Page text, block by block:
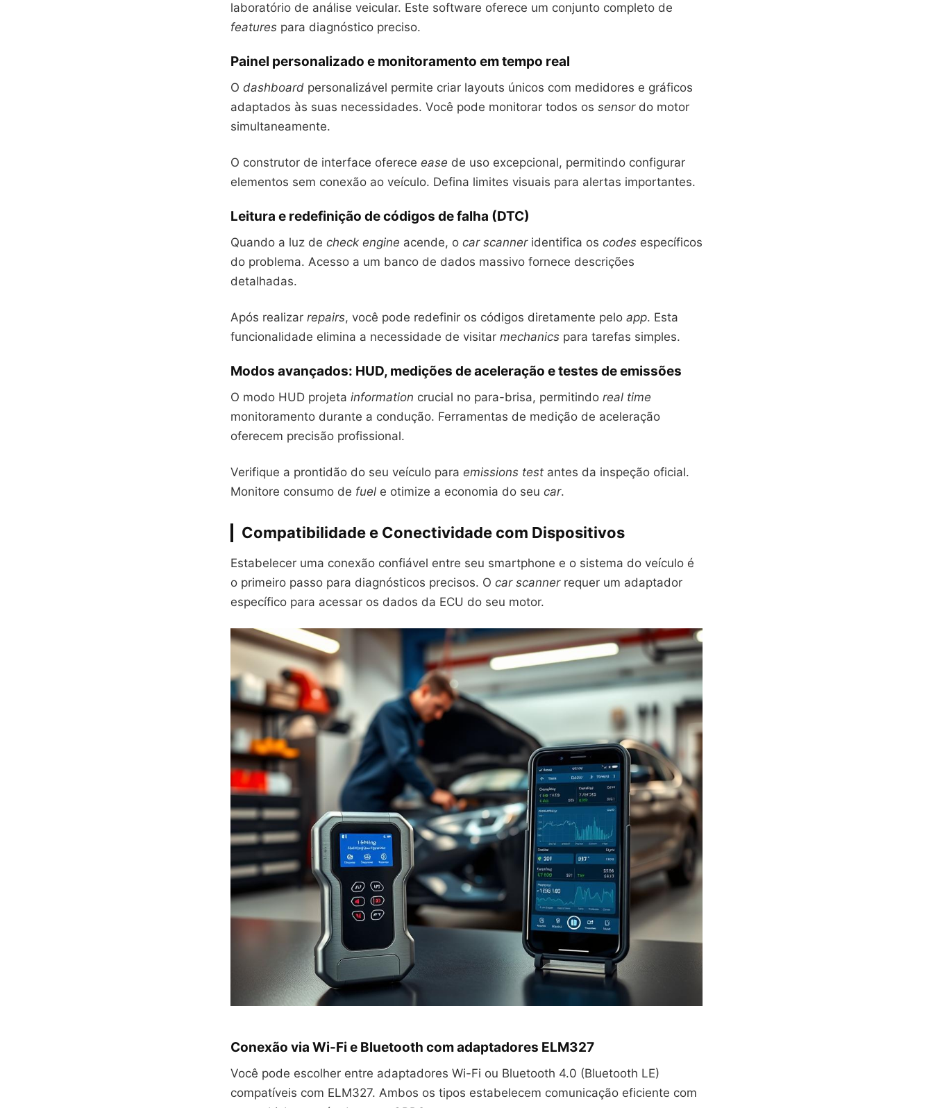
laboratório de análise veicular. Este software oferece um conjunto completo de
features para diagnóstico preciso.
Painel personalizado e monitoramento em tempo real
O dashboard personalizável permite criar layouts únicos com medidores e gráficos
adaptados às suas necessidades. Você pode monitorar todos os sensordo motor
simultaneamente.
O construtor de interface oferece ease de uso excepcional, permitindo configurar
elementos sem conexão ao veículo. Defina limites visuais para alertas importantes.
Leitura e redefinição de códigos de falha (DTC)
Quando a luz de check engine acende, o car scanneridentifica os codes específicos
do problema. Acesso a um banco de dados massivo fornece descrições
detalhadas.
Após realizar repairs, você pode redefinir os códigos diretamente pelo app. Esta
funcionalidade elimina a necessidade de visitar mechanics para tarefas simples.
Modos avançados: HUD, medições de aceleração e testes de emissões
O modo HUD projeta information crucial no para-brisa, permitindo real time
monitoramento durante a condução. Ferramentas de medição de aceleração
oferecem precisão profissional.
Verifique a prontidão do seu veículo para emissions test antes da inspeção oficial.
Monitore consumo de fuel e otimize a economia do seu car.
Compatibilidade e Conectividade com Dispositivos
Estabelecer uma conexão confiável entre seu smartphone e o sistema do veículo é
o primeiro passo para diagnósticos precisos. O car scannerrequer um adaptador
específico para acessar os dados da ECU do seu motor.
Conexão via Wi-Fi e Bluetooth com adaptadores ELM327
Você pode escolher entre adaptadores Wi-Fi ou Bluetooth 4.0 (Bluetooth LE)
compatíveis com ELM327. Ambos os tipos estabelecem comunicação eficiente com